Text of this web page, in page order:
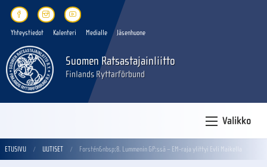
Yhteystiedot Kalenteri Medialle Jäsenhuone
Suomen Ratsastajainliitto
Finlands Ryttarförbund
Valikko
ETUSIVU UUTISET Forstén&nbsp;8. Lummenin GP:ssä – EM-raja ylittyi Evli Maikella